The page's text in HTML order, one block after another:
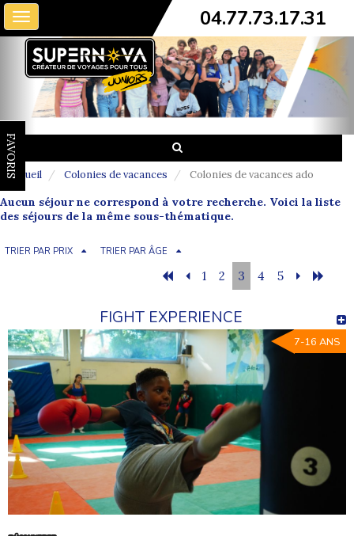
Toggle
navigation
04.77.73.17.31
FAVORIS
Accueil Colonies de vacances Colonies de vacances ado
Aucun séjour ne correspond à votre recherche. Voici la liste
des séjours de la même sous-thématique.
TRIER PAR PRIX TRIER PAR ÂGE
1 2 3 4 5
FIGHT EXPERIENCE
7-16 ANS